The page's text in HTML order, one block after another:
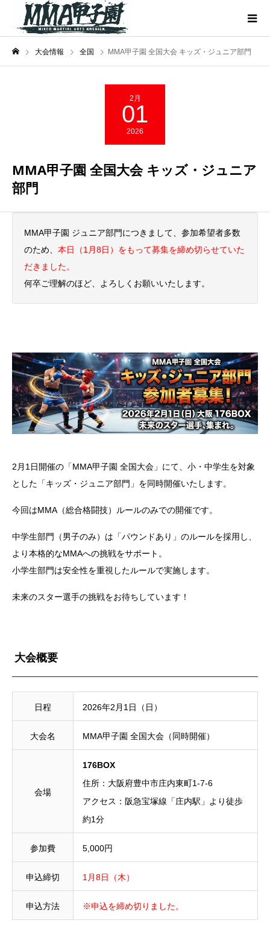
大会情報 全国 MMA甲子園 全国大会 キッズ・ジュニア部門
2月
01
2026
MMA甲子園 全国大会 キッズ・ジュニア
部門
MMA甲子園 ジュニア部門につきまして、参加希望者多数
のため、 本日（1月8日）をもって募集を締め切らせていた
だきました。
何卒ご理解のほど、よろしくお願いいたします。
2月1日開催の「MMA甲子園 全国大会」にて、小・中学生を対象
とした「キッズ・ジュニア部門」を同時開催いたします。
今回はMMA（総合格闘技）ルールのみでの開催です。
中学生部門（男子のみ）は「パウンドあり」のルールを採用し、
より本格的なMMAへの挑戦をサポート。
小学生部門は安全性を重視したルールで実施します。
未来のスター選手の挑戦をお待ちしています！
大会概要
日程 2026年2月1日（日）
大会名 MMA甲子園 全国大会（同時開催）
会場
176BOX
住所：大阪府豊中市庄内東町1-7-6
アクセス：阪急宝塚線「庄内駅」より徒歩
約1分
参加費 5,000円
申込締切 1月8日（木）
申込方法 ※申込を締め切りました。